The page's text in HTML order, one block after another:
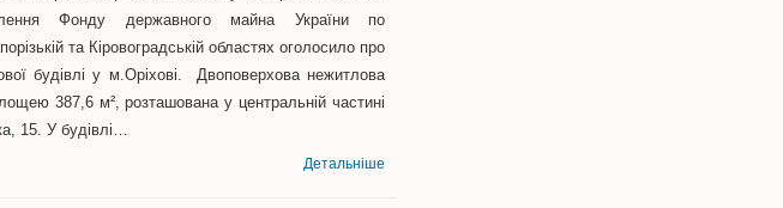
Фонду державного майна України по
та Кіровоградській областях оголосило про
будівлі у м.Оріхові. Двоповерхова нежитлова
387,6 м², розташована у центральній частині
15. У будівлі…
Детальніше